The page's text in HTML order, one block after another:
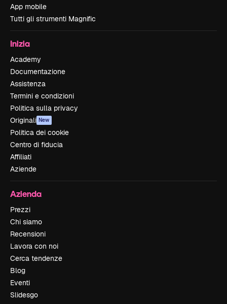
App mobile
Tutti gli strumenti Magnific
Inizia
Academy
Documentazione
Assistenza
Termini e condizioni
Politica sulla privacy
Originali New
Politica dei cookie
Centro di fiducia
Affiliati
Aziende
Azienda
Prezzi
Chi siamo
Recensioni
Lavora con noi
Cerca tendenze
Blog
Eventi
Slidesgo